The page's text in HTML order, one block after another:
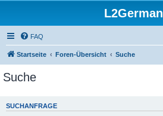
L2German
FAQ
Startseite Foren-Übersicht Suche
Suche
SUCHANFRAGE